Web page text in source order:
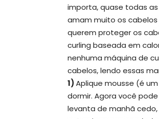
importa, quase todas
amam muito os
querem proteger os
curling baseada em
nenhuma máquina de
cabelos, lendo essas
1)Aplique mousse (é
dormir. Agora você
levanta de manhã